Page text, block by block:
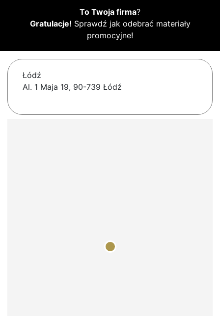
To Twoja firma?
Gratulacje! Sprawdź jak odebrać materiały
promocyjne!
Łódź
Al. 1 Maja 19, 90-739 Łódź